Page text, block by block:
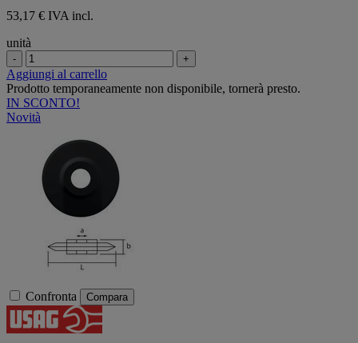
53,17 € IVA incl.
unità
- +
Aggiungi al carrello
Prodotto temporaneamente non disponibile, tornerà presto.
IN SCONTO!
Novità
Confronta Compara